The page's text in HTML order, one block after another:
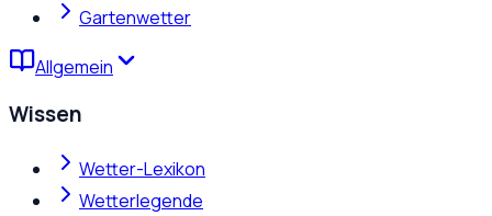
Gartenwetter
Allgemein
Wissen
Wetter-Lexikon
Wetterlegende